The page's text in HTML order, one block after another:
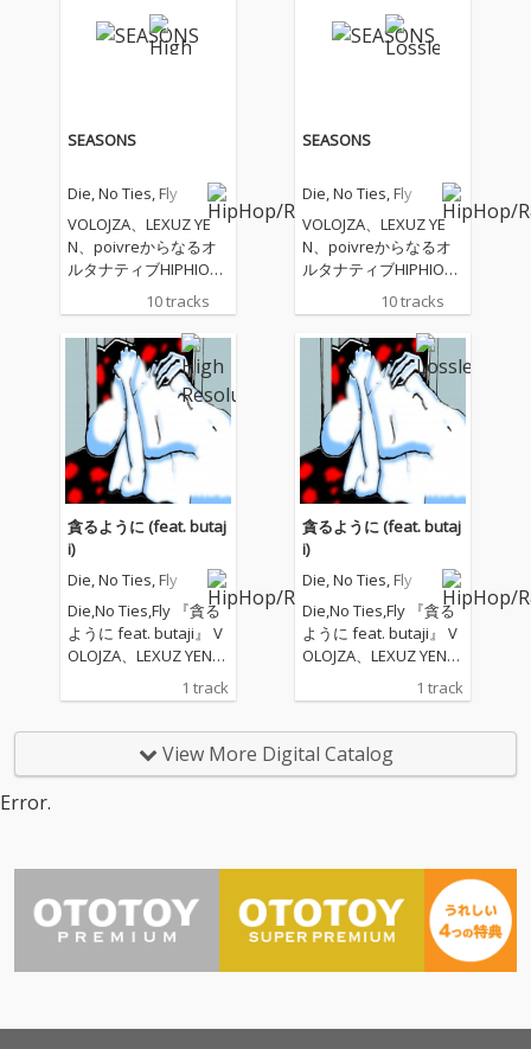
SEASONS
Die, No Ties, Fly
VOLOJZA、LEXUZ YE
N、poivreからなるオ
ルタナティブHIPHIOP
ユニットDie, No Ties, F
ly、ファーストアルバ
ム『SEASONS』
10 tracks
SEASONS
Die, No Ties, Fly
VOLOJZA、LEXUZ YE
N、poivreからなるオ
ルタナティブHIPHIOP
ユニットDie, No Ties, F
ly、ファーストアルバ
ム『SEASONS』
10 tracks
貪るように (feat. butaj
i)
Die, No Ties, Fly
Die,No Ties,Fly 『貪る
ように feat. butaji』 V
OLOJZA、LEXUZ YEN、
ナティブHIPHIOPユニ
y"が年内発表予定の1st
アルバムから先行シン
のトラックメイカーpoi
vre(ポワブル)がラッパ
ーのVOLOJZAとLEXUZ
YENに共作を提案した
1 track
貪るように (feat. butaj
i)
Die, No Ties, Fly
Die,No Ties,Fly 『貪る
ように feat. butaji』 V
OLOJZA、LEXUZ YEN、
poivreからなるオルタ
ナティブHIPHIOPユニ
y"が年内発表予定の1st
アルバムから先行シン
おいて、長崎県佐世保
のトラックメイカーpoi
vre(ポワブル)がラッパ
ーのVOLOJZAとLEXUZ
YENに共作を提案した
1 track
View More Digital Catalog
Error.